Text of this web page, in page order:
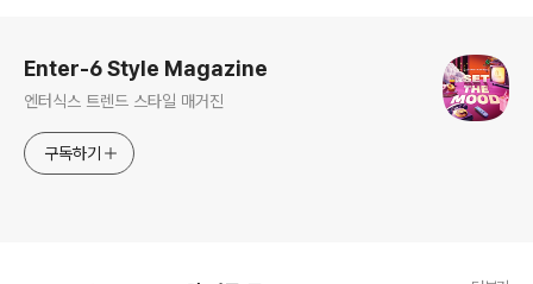
Enter-6 Style Magazine
엔터식스 트렌드 스타일 매거진
구독하기